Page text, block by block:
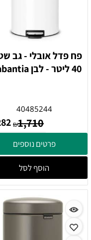
פח פדל אובלי - גב
40 ליטר - לבן Brabantia
40485244
₪1,710
פרטים נוספים
הוסף לסל